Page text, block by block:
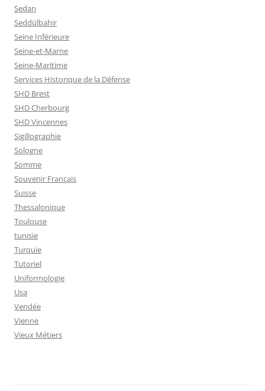
Sedan
Seddülbahir
Seine Inférieure
Seine-et-Marne
Seine-Maritime
Services Historique de la Défense
SHD Brest
SHD Cherbourg
SHD Vincennes
Sigillographie
Sologne
Somme
Souvenir Français
Suisse
Thessalonique
Toulouse
tunisie
Turquie
Tutoriel
Uniformologie
Usa
Vendée
Vienne
Vieux Métiers